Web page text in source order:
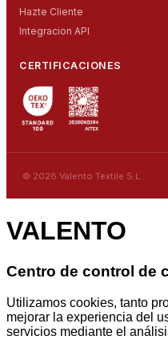
Hazte Cliente
Integracion API
CERTIFICACIONES
© 2026 Valento Textile S.L.
VALENTO
Centro de control de
Utilizamos cookies, tanto
mejorar la experiencia del
servicios mediante el